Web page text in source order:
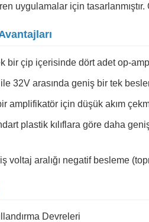
uygulamalar için
bir çip içerisinde dört adet op-
32V arasında geniş bir tek
amplifikatör için düşük akım
plastik kılıflara göre daha
voltaj aralığı negatif besleme
Devreleri